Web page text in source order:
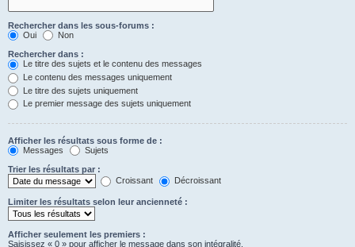
Rechercher dans les sous-forums :
Oui
Non
Rechercher dans :
Le titre des sujets et le contenu des messages
Le contenu des messages uniquement
Le titre des sujets uniquement
Le premier message des sujets uniquement
Afficher les résultats sous forme de :
Messages
Sujets
Trier les résultats par :
Croissant
Décroissant
Limiter les résultats selon leur ancienneté :
Afficher seulement les premiers :
Saisissez « 0 » pour afficher le message dans son intégralité.